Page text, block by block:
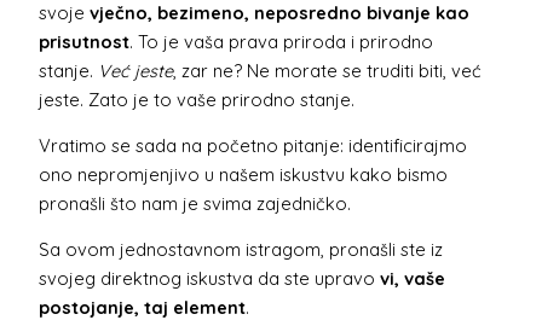
svojevječno, bezimeno, neposredno bivanje kao
prisutnost. To je vaša prava priroda i prirodno
stanje. Već jeste, zar ne? Ne morate se truditi biti, već
jeste. Zato je to vaše prirodno stanje.
Vratimo se sada na početno pitanje: identificirajmo
ono nepromjenjivo u našem iskustvu kako bismo
pronašli što nam je svima zajedničko.
Sa ovom jednostavnom istragom, pronašli ste iz
svojeg direktnog iskustva da ste upravovi, vaše
postojanje, taj element.